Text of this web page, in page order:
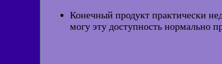
Конечный продукт практически
могу эту доступность нормально